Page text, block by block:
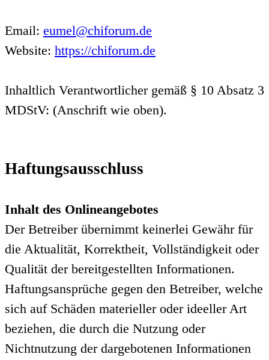
Email: eumel@chiforum.de
Website: https://chiforum.de
Inhaltlich Verantwortlicher gemäß § 10 Absatz 3
MDStV: (Anschrift wie oben).
Haftungsausschluss
Inhalt des Onlineangebotes
Der Betreiber übernimmt keinerlei Gewähr für
die Aktualität, Korrektheit, Vollständigkeit oder
Qualität der bereitgestellten Informationen.
Haftungsansprüche gegen den Betreiber, welche
sich auf Schäden materieller oder ideeller Art
beziehen, die durch die Nutzung oder
Nichtnutzung der dargebotenen Informationen